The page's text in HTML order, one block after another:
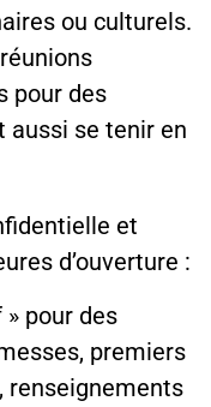
ou culturels.
pour des
aussi se tenir en
et
d’ouverture :
pour des
premiers
renseignements